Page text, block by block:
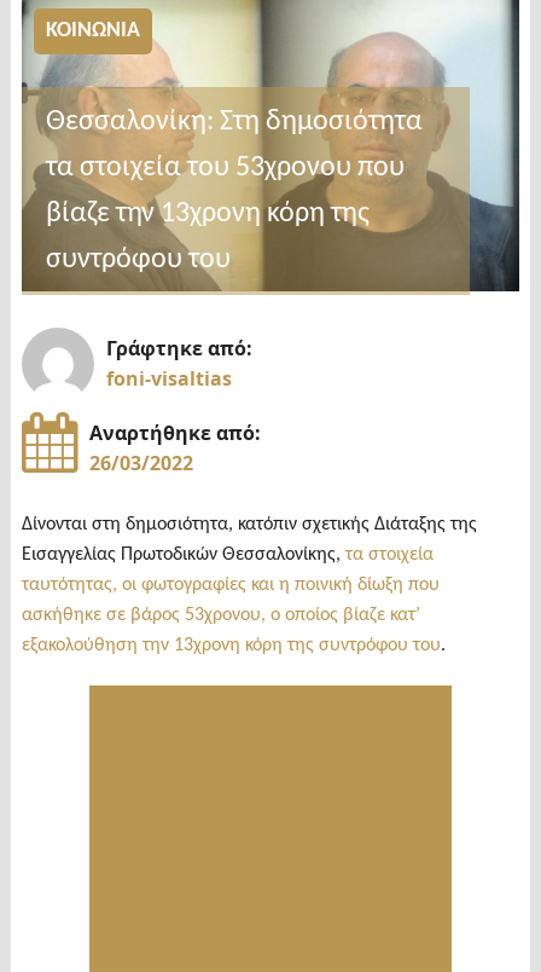
ΚΟΙΝΩΝΙΑ
Θεσσαλονίκη: Στη δημοσιότητα
τα στοιχεία του 53χρονου που
βίαζε την 13χρονη κόρη της
συντρόφου του
Γράφτηκε από:
foni-visaltias
Αναρτήθηκε από:
26/03/2022
Δίνονται στη δημοσιότητα, κατόπιν σχετικής Διάταξης της
Εισαγγελίας Πρωτοδικών Θεσσαλονίκης,τα στοιχεία
ταυτότητας, οι φωτογραφίες και η ποινική δίωξη που
ασκήθηκε σε βάρος 53χρονου, ο οποίος βίαζε κατ’
εξακολούθηση την 13χρονη κόρη της συντρόφου του.